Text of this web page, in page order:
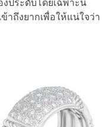
ถึงยากเพื่อให้แน่ใจว่า